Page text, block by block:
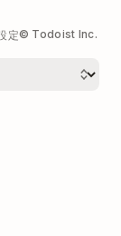
定© Todoist Inc.